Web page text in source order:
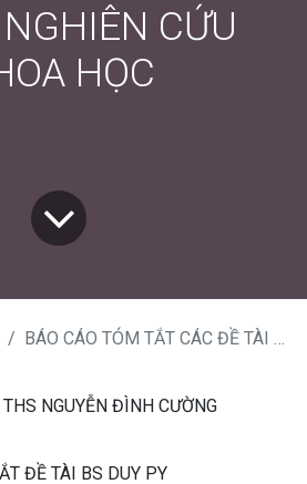
CỨU
HỌC
BÁO CÁO TÓM TẮT CÁC ĐỀ TÀI NGHIÊN CỨU KHOA HỌC
NGUYỄN ĐÌNH CƯỜNG
ĐỀ TÀI BS DUY PY